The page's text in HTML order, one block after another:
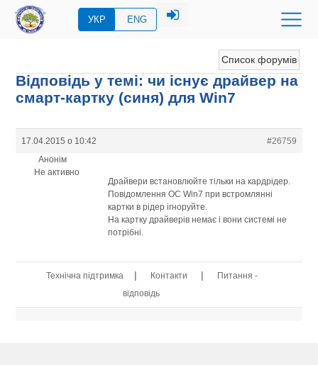
УКР ENG
Список форумів
Відповідь у темі: чи існує драйвер на
смарт-картку (синя) для Win7
17.04.2015 о 10:42
#26759
Анонім
Не активно
Драйвери встановлюйте тільки на кардрідер.
Повідомлення ОС Win7 при встромлянні
картки в рідер ігноруйте.
На картку драйверів немає і вони системі не
потрібні.
Технічна підтримка | Контакти |
Питання -
відповідь